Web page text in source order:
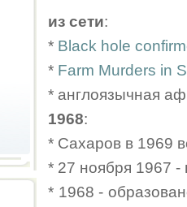
из сети:
* Black hole
* Farm Murders in
* англоязычная
1968:
* Сахаров в 1969
* 27 ноября 1967
* 1968 -